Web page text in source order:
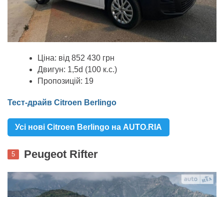
Ціна: від 852 430 грн
Двигун: 1,5d (100 к.с.)
Пропозицій: 19
Тест-драйв Citroen Berlingo
Усі нові Citroen Berlingo на AUTO.RIA
5 Peugeot Rifter